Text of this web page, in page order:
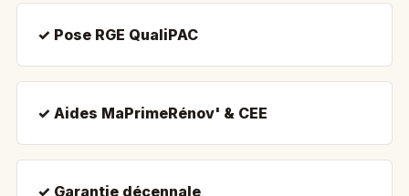
✓ Pose RGE QualiPAC
✓ Aides MaPrimeRénov' & CEE
✓ Garantie décennale